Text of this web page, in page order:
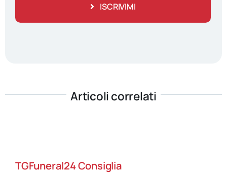
ISCRIVIMI
Articoli correlati
TGFuneral24 Consiglia